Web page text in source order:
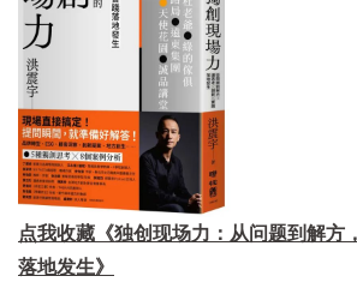
点我收藏《独创现场力：从问题到解方
落地发生》